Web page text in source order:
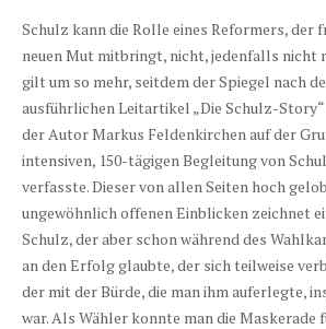
Schulz kann die Rolle eines Reformers, der
neuen Mut mitbringt, nicht, jedenfalls nicht
gilt um so mehr, seitdem der Spiegel nach
ausführlichen Leitartikel „Die Schulz-
der Autor Markus Feldenkirchen auf der
intensiven, 150-tägigen Begleitung von
verfasste. Dieser von allen Seiten hoch
ungewöhnlich offenen Einblicken zeichnet
Schulz, der aber schon während des
an den Erfolg glaubte, der sich teilweise
der mit der Bürde, die man ihm auferlegte,
war. Als Wähler konnte man die Maskerade